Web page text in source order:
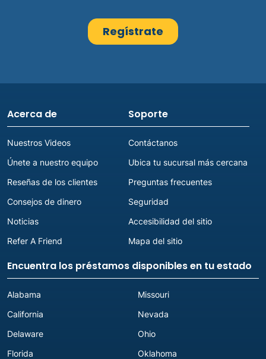
Acerca de
Nuestros Videos
Únete a nuestro equipo
Reseñas de los clientes
Consejos de dinero
Noticias
Refer A Friend
Soporte
Contáctanos
Ubica tu sucursal más cercana
Preguntas frecuentes
Seguridad
Accesibilidad del sitio
Mapa del sitio
Encuentra los préstamos disponibles en tu estado
Alabama
California
Delaware
Florida
Missouri
Nevada
Ohio
Oklahoma